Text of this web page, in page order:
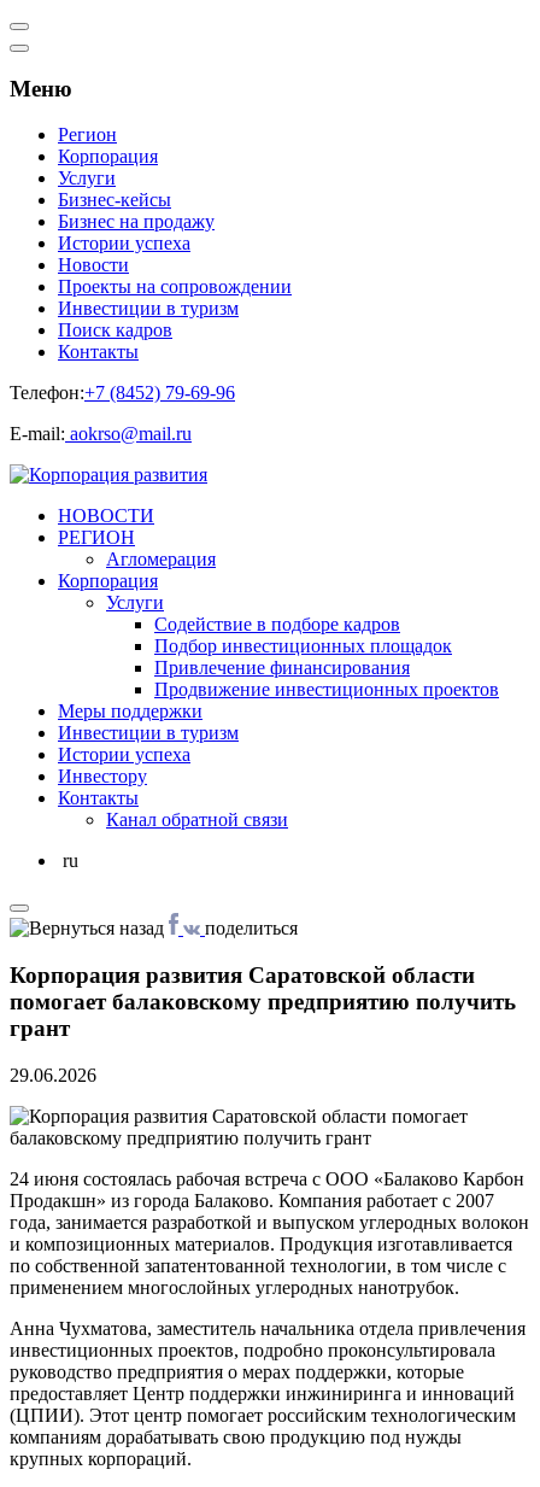
Меню
Регион
Корпорация
Услуги
Бизнес-кейсы
Бизнес на продажу
Истории успеха
Новости
Проекты на сопровождении
Инвестиции в туризм
Поиск кадров
Контакты
Телефон:+7 (8452) 79-69-96
Е-mail: aokrso@mail.ru
НОВОСТИ
РЕГИОН
Агломерация
Корпорация
Услуги
Cодействие в подборе кадров
Подбор инвестиционных площадок
Привлечение финансирования
Продвижение инвестиционных проектов
Меры поддержки
Инвестиции в туризм
Истории успеха
Инвестору
Контакты
Канал обратной связи
ru
поделиться
Корпорация развития Саратовской области
помогает балаковскому предприятию получить
грант
29.06.2026
24 июня состоялась рабочая встреча с ООО «Балаково Карбон
Продакшн» из города Балаково. Компания работает с 2007
года, занимается разработкой и выпуском углеродных волокон
и композиционных материалов. Продукция изготавливается
по собственной запатентованной технологии, в том числе с
применением многослойных углеродных нанотрубок.
Анна Чухматова, заместитель начальника отдела привлечения
инвестиционных проектов, подробно проконсультировала
руководство предприятия о мерах поддержки, которые
предоставляет Центр поддержки инжиниринга и инноваций
(ЦПИИ). Этот центр помогает российским технологическим
компаниям дорабатывать свою продукцию под нужды
крупных корпораций.